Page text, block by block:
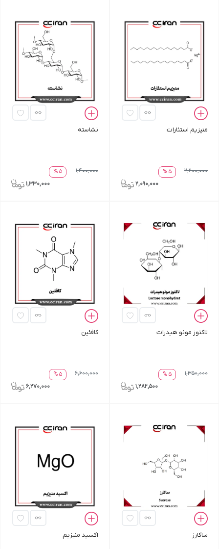
منیزیم استئارات
5 %
2,200,000
2,090,000
نشاسته
5 %
1,400,000
1,330,000
لاکتوز مونو هیدرات
5 %
1,350,000
1,282,500
کافئین
5 %
6,600,000
6,270,000
ساکارز اکسید منیزیم